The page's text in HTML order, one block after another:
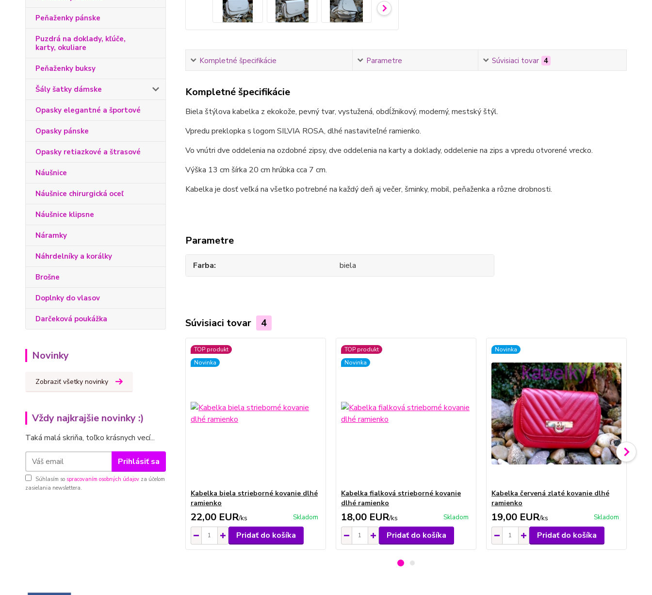
Peňaženky pánske
Puzdrá na doklady, kľúče,
karty, okuliare
Peňaženky buksy
Šály šatky dámske
Opasky elegantné a športové
Opasky pánske
Opasky retiazkové a štrasové
Náušnice
Náušnice chirurgická oceľ
Náušnice klipsne
Náramky
Náhrdelníky a korálky
Brošne
Doplnky do vlasov
Darčeková poukážka
Novinky
Zobraziť všetky novinky
Vždy najkrajšie novinky :)
Taká malá skriňa, toľko krásnych vecí...
Prihlásiť sa
Súhlasím so spracovaním osobných údajov za účelom
zasielania newslettera.
Kompletné špecifikácie Parametre Súvisiaci tovar 4
Kompletné špecifikácie
Biela štýlova kabelka z ekokože, pevný tvar, vystužená, obdĺžnikový, moderný, mestský štýl.
Vpredu preklopka s logom SILVIA ROSA, dlhé nastaviteľné ramienko.
Vo vnútri dve oddelenia na ozdobné zipsy, dve oddelenia na karty a doklady, oddelenie na zips a vpredu otvorené vrecko.
Výška 13 cm šírka 20 cm hrúbka cca 7 cm.
Kabelka je dosť veľká na všetko potrebné na každý deň aj večer, šminky, mobil, peňaženka a rôzne drobnosti.
Parametre
Farba biela
Súvisiaci tovar 4
TOP produkt
Novinka
Kabelka biela strieborné kovanie dlhé
ramienko
22,00 EUR/ks Skladom
Pridať do košíka
TOP produkt
Novinka
Kabelka fialková strieborné kovanie
dlhé ramienko
18,00 EUR/ks Skladom
Pridať do košíka
Novinka
Kabelka červená zlaté kovanie dlhé
ramienko
19,00 EUR/ks Skladom
Pridať do košíka